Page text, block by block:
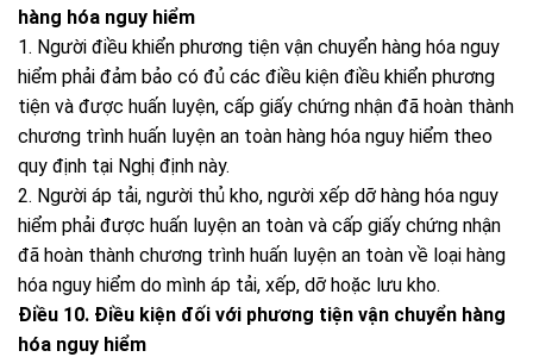
hàng hóa nguy hiểm
1. Người điều khiển phương tiện vận chuyển hàng hóa nguy
hiểm phải đảm bảo có đủ các điều kiện điều khiển phương
tiện và được huấn luyện, cấp giấy chứng nhận đã hoàn thành
chương trình huấn luyện an toàn hàng hóa nguy hiểm theo
quy định tại Nghị định này.
2. Người áp tải, người thủ kho, người xếp dỡ hàng hóa nguy
hiểm phải được huấn luyện an toàn và cấp giấy chứng nhận
đã hoàn thành chương trình huấn luyện an toàn về loại hàng
hóa nguy hiểm do mình áp tải, xếp, dỡ hoặc lưu kho.
Điều 10. Điều kiện đối với phương tiện vận chuyển hàng
hóa nguy hiểm